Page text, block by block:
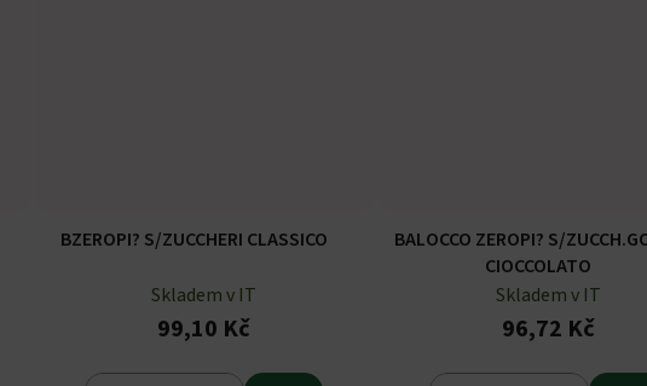
BZEROPI? S/ZUCCHERI CLASSICO
Skladem v IT
99,10 Kč
BALOCCO ZEROPI? S/
CIOCCOLATO
Skladem v IT
96,72 Kč